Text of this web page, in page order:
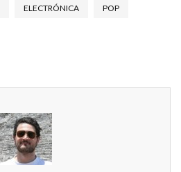
ELECTRÓNICA POP